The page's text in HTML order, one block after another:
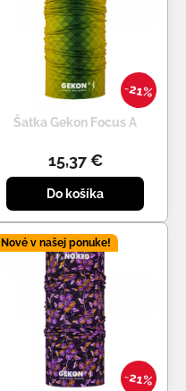
21%
Šatka Gekon Focus A
15,37 €
Do košíka
21%
Nové v našej ponuke!